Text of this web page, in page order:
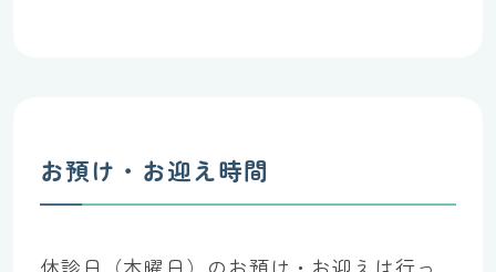
お預け・お迎え時間